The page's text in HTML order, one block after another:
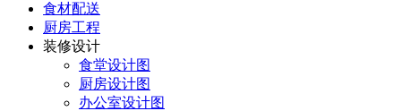
食材配送
厨房工程
装修设计
食堂设计图
厨房设计图
办公室设计图